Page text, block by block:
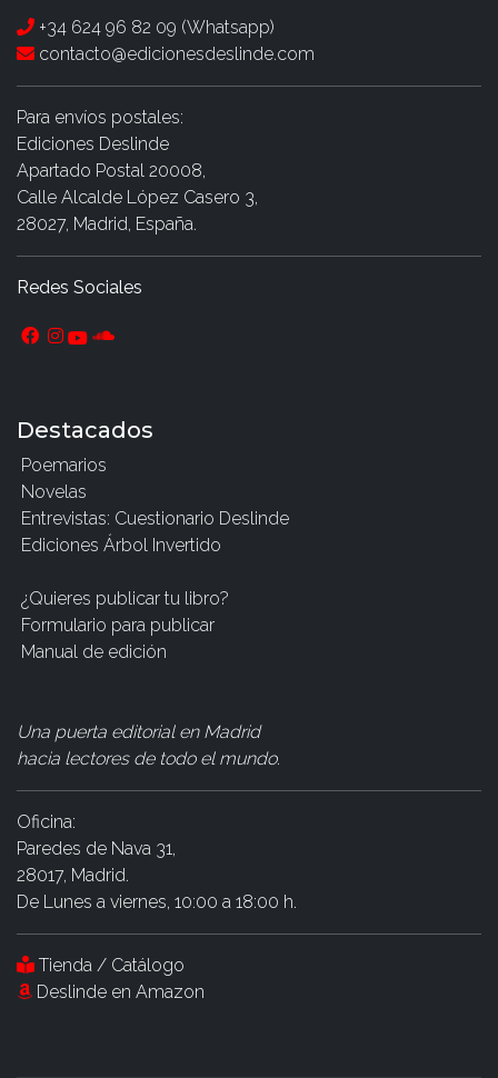
+34 624 96 82 09 (Whatsapp)
contacto@edicionesdeslinde.com
Para envíos postales:
Ediciones Deslinde
Apartado Postal 20008,
Calle Alcalde López Casero 3,
28027, Madrid, España.
Redes Sociales
Destacados
Poemarios
Novelas
Entrevistas: Cuestionario Deslinde
Ediciones Árbol Invertido
¿Quieres publicar tu libro?
Formulario para publicar
Manual de edición
Una puerta editorial en Madrid
hacia lectores de todo el mundo.
Oficina:
Paredes de Nava 31,
28017, Madrid.
De Lunes a viernes, 10:00 a 18:00 h.
Tienda / Catálogo
Deslinde en Amazon